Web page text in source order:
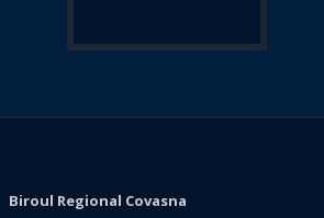
Biroul Regional Covasna